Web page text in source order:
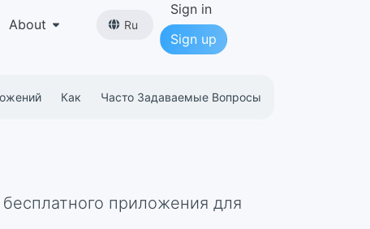
About Ru
Sign in
Sign up
Как Часто Задаваемые Вопросы